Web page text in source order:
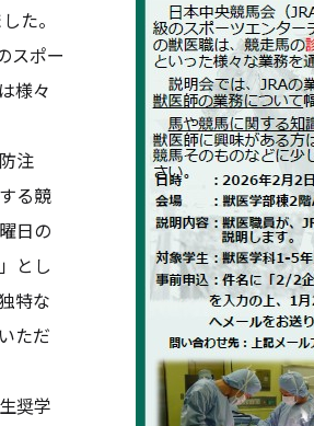
た。
スポー
様々
注
る競
日の
とし
特な
ただ
奨学